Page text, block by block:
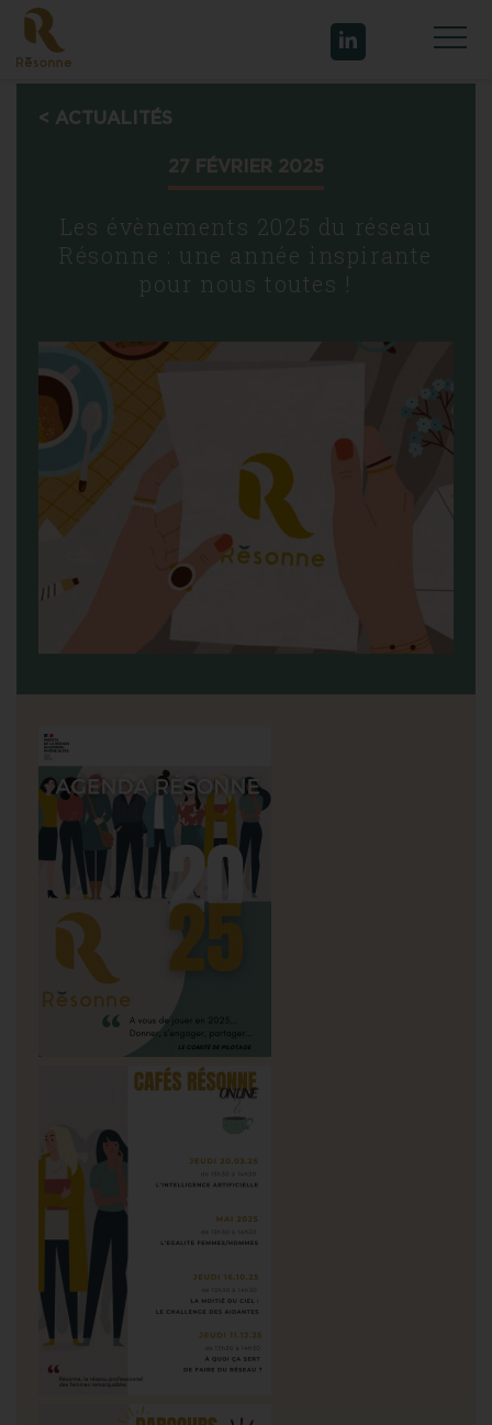
Skip
content
< ACTUALITÉS
27 FÉVRIER 2025
Les évènements 2025 du réseau
Résonne : une année inspirante
pour nous toutes !